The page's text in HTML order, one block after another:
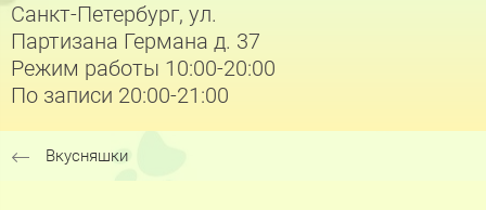
Санкт-Петербург, ул.
Партизана Германа д. 37
Режим работы 10:00-20:00
По записи 20:00-21:00
Вкусняшки